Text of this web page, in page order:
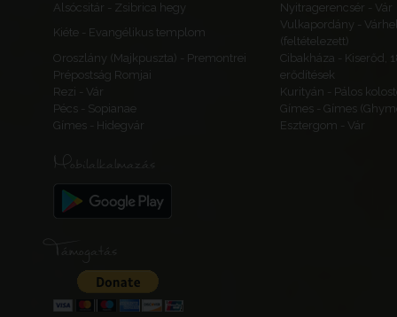
Alsócsitár - Zsibrica hegy
Nyitragerencsér - Vár
Kiéte - Evangélikus templom
Vulkapordány -
(feltételezett)
Oroszlány (Majkpuszta) - Premontrei
Prépostság Romjai
Cibakháza - Kiserőd,
erődítések
Rezi - Vár
Kurityán - Pálos
Pécs - Sopianae
Gímes - Gímes
Gímes - Hidegvár
Esztergom - Vár
Mobilalkalmazás
Támogatás